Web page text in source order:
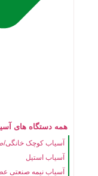
همه دستگاه های
آسیاب کوچک خانگی/
آسیاب استیل
آسیاب نیمه صنعتی